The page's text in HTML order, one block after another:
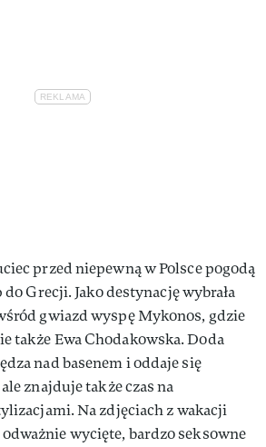
przed niepewną w Polsce pogodą
Grecji. Jako destynację wybrała
gwiazd wyspę Mykonos, gdzie
także Ewa Chodakowska. Doda
nad basenem i oddaje się
znajduje także czas na
Na zdjęciach z wakacji
wycięte, bardzo seksowne